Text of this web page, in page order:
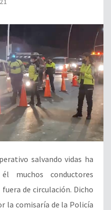
salvando vidas ha
muchos conductores
de circulación. Dicho
la comisaría de la Policía